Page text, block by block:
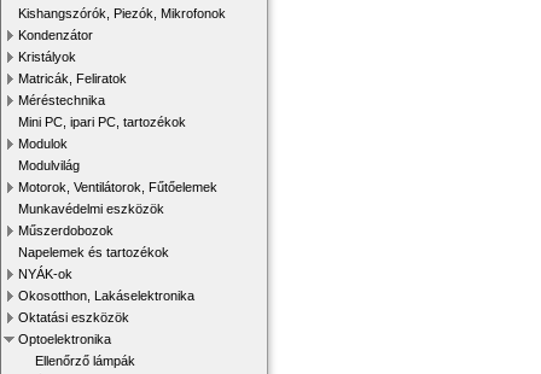
Kishangszórók, Piezók, Mikrofonok
Kondenzátor
Kristályok
Matricák, Feliratok
Méréstechnika
Mini PC, ipari PC, tartozékok
Modulok
Modulvilág
Motorok, Ventilátorok, Fűtőelemek
Munkavédelmi eszközök
Műszerdobozok
Napelemek és tartozékok
NYÁK-ok
Okosotthon, Lakáselektronika
Oktatási eszközök
Optoelektronika
Ellenőrző lámpák